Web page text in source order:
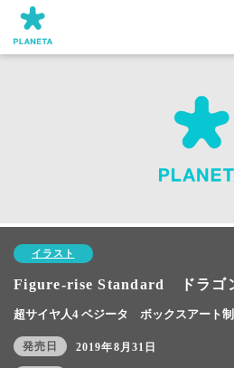
イラスト
Figure-rise Standard ドラゴ
超サイヤ人4 ベジータ ボックスアート
発売日 2019年8月31日